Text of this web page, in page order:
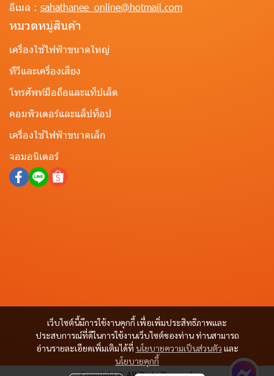
เว็บไซต์นี้มีการใช้งานคุกกี้ เพื่อเพิ่มประสิทธิภาพและ
ประสบการณ์ที่ดีในการใช้งานเว็บไซต์ของท่าน ท่านสามารถ
อ่านรายละเอียดเพิ่มเติมได้ที่ นโยบายความเป็นส่วนตัว และ
นโยบายคุกกี้
อีเมล : sahathanee_online@hotmail.com
หมวดหมู่สินค้า
เครื่องใช้ไฟฟ้าขนาดใหญ่
ทีวีและเครื่องเสียง
โทรศัพท์มือถือและแท็ปเล็ต
คอมพิวเตอร์และแล็ปท็อป
เครื่องใช้ไฟฟ้าขนาดเล็ก
จอมอนิเตอร์